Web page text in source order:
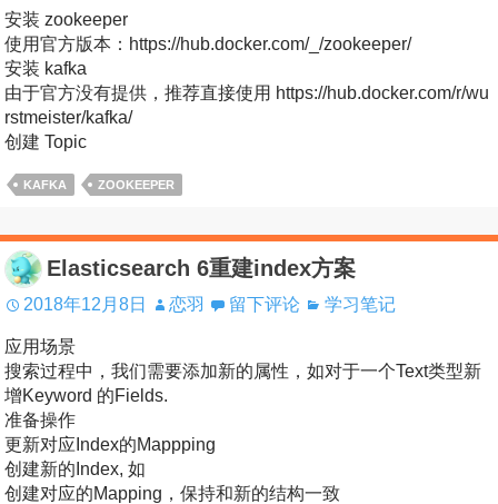
安装 zookeeper
使用官方版本：https://hub.docker.com/_/zookeeper/
安装 kafka
由于官方没有提供，推荐直接使用 https://hub.docker.com/r/wu
rstmeister/kafka/
创建 Topic
KAFKA ZOOKEEPER
Elasticsearch 6重建index方案
2018年12月8日 恋羽 留下评论 学习笔记
应用场景
搜索过程中，我们需要添加新的属性，如对于一个Text类型新
增Keyword 的Fields.
准备操作
更新对应Index的Mappping
创建新的Index, 如
创建对应的Mapping，保持和新的结构一致